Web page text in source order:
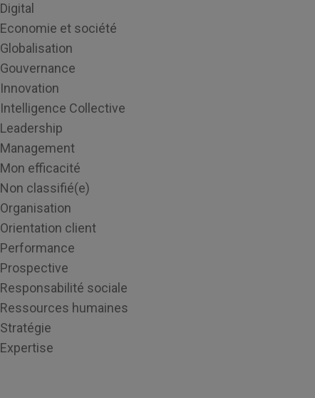
Digital
Economie et société
Globalisation
Gouvernance
Innovation
Intelligence Collective
Leadership
Management
Mon efficacité
Non classifié(e)
Organisation
Orientation client
Performance
Prospective
Responsabilité sociale
Ressources humaines
Stratégie
Expertise